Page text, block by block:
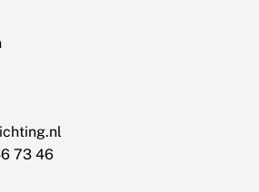
73 46